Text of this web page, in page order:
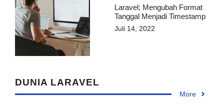
Laravel; Mengubah Format
Tanggal Menjadi Timestamp
Juli 14, 2022
DUNIA LARAVEL
More